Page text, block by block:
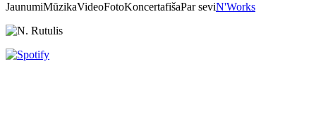
JaunumiMūzikaVideoFotoKoncertafišaPar seviN'Works